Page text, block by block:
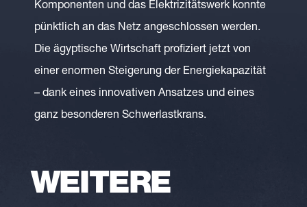
Komponenten und das Elektrizitätswerk konnte
pünktlich an das Netz angeschlossen werden.
Die ägyptische Wirtschaft profiziert jetzt von
einer enormen Steigerung der Energiekapazität
– dank eines innovativen Ansatzes und eines
ganz besonderen Schwerlastkrans.
WEITERE